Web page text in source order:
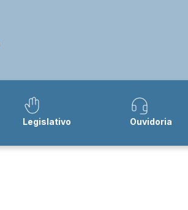
Legislativo Ouvidoria